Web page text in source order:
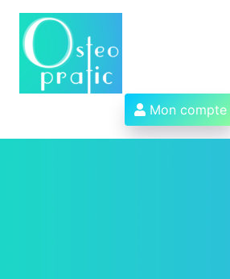
Aller
contenu
des
ostéopathes
et
Mon compte